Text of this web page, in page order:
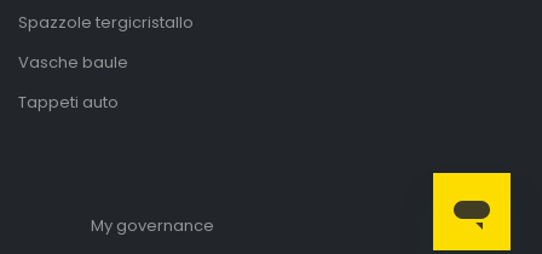
Spazzole tergicristallo
Vasche baule
Tappeti auto
My governance